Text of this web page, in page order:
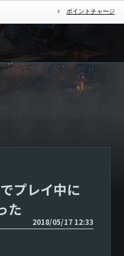
ポイントチャージ
プレイ中に
た
2018/05/17 12:33